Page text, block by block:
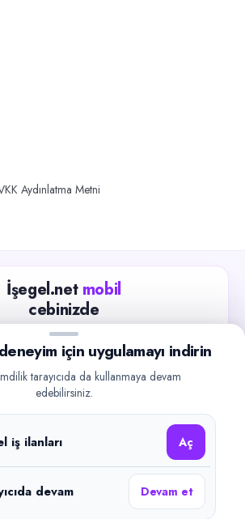
Aydınlatma Metni
İşegel.net mobil
cebinizde
takip edin, işverenlerle hızlıca
iletişime geçin.
Google Play
işegel.net. Tüm hakları saklıdır.
için uygulamayı indirin
tarayıcıda da kullanmaya devam
edebilirsiniz.
iş ilanları Aç
devam Devam et